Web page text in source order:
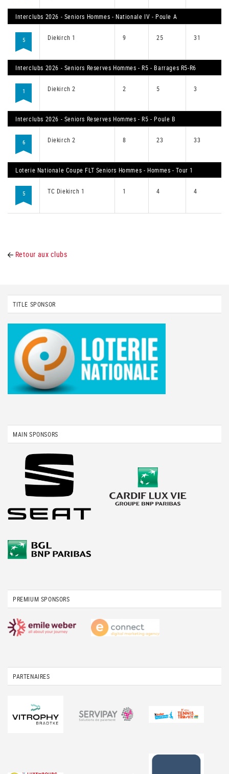
Interclubs 2026 - Seniors Hommes - Nationale IV - Poule A
5 Diekirch 1 9 25 31
Interclubs 2026 - Seniors Reserves Hommes - R5 - Barrages R5-R6
1 Diekirch 2 2 5 3
Interclubs 2026 - Seniors Reserves Hommes - R5 - Poule B
6 Diekirch 2 8 23 33
Loterie Nationale Coupe FLT Seniors Hommes - Hommes - Tour 1
5 TC Diekirch 1 1 4 4
Retour aux clubs
TITLE SPONSOR
MAIN SPONSORS
PREMIUM SPONSORS
PARTENAIRES